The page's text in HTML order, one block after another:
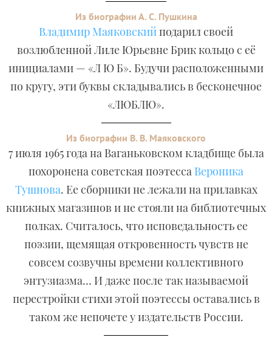
Из биографии А. С. Пушкина
Владимир Маяковскийподарил своей
возлюбленной Лиле Юрьевне Брик кольцо с её
инициалами — «Л Ю Б». Будучи расположенными
по кругу, эти буквы складывались в бесконечное
«ЛЮБЛЮ».
Из биографии В. В. Маяковского
7 июля 1965 года на Ваганьковском кладбище была
похоронена советская поэтесса Вероника
Тушнова. Ее сборники не лежали на прилавках
книжных магазинов и не стояли на библиотечных
полках. Считалось, что исповедальность ее
поэзии, щемящая откровенность чувств не
совсем созвучны времени коллективного
энтузиазма… И даже после так называемой
перестройки стихи этой поэтессы оставались в
таком же непочете у издательств России.